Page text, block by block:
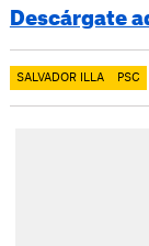
Descárgate
SALVADOR ILLA PSC